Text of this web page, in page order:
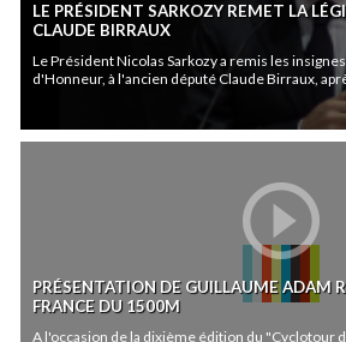
LE PRÉSIDENT SARKOZY REMET LA
CLAUDE BIRRAUX
Le Président Nicolas Sarkozy a remis les
d'Honneur, à l'ancien député Claude Birraux,
PRÉSENTATION DE GUILLAUME ADAM
FRANCE DU 1500M
A l'occasion de la dixième édition du "Cyclotour